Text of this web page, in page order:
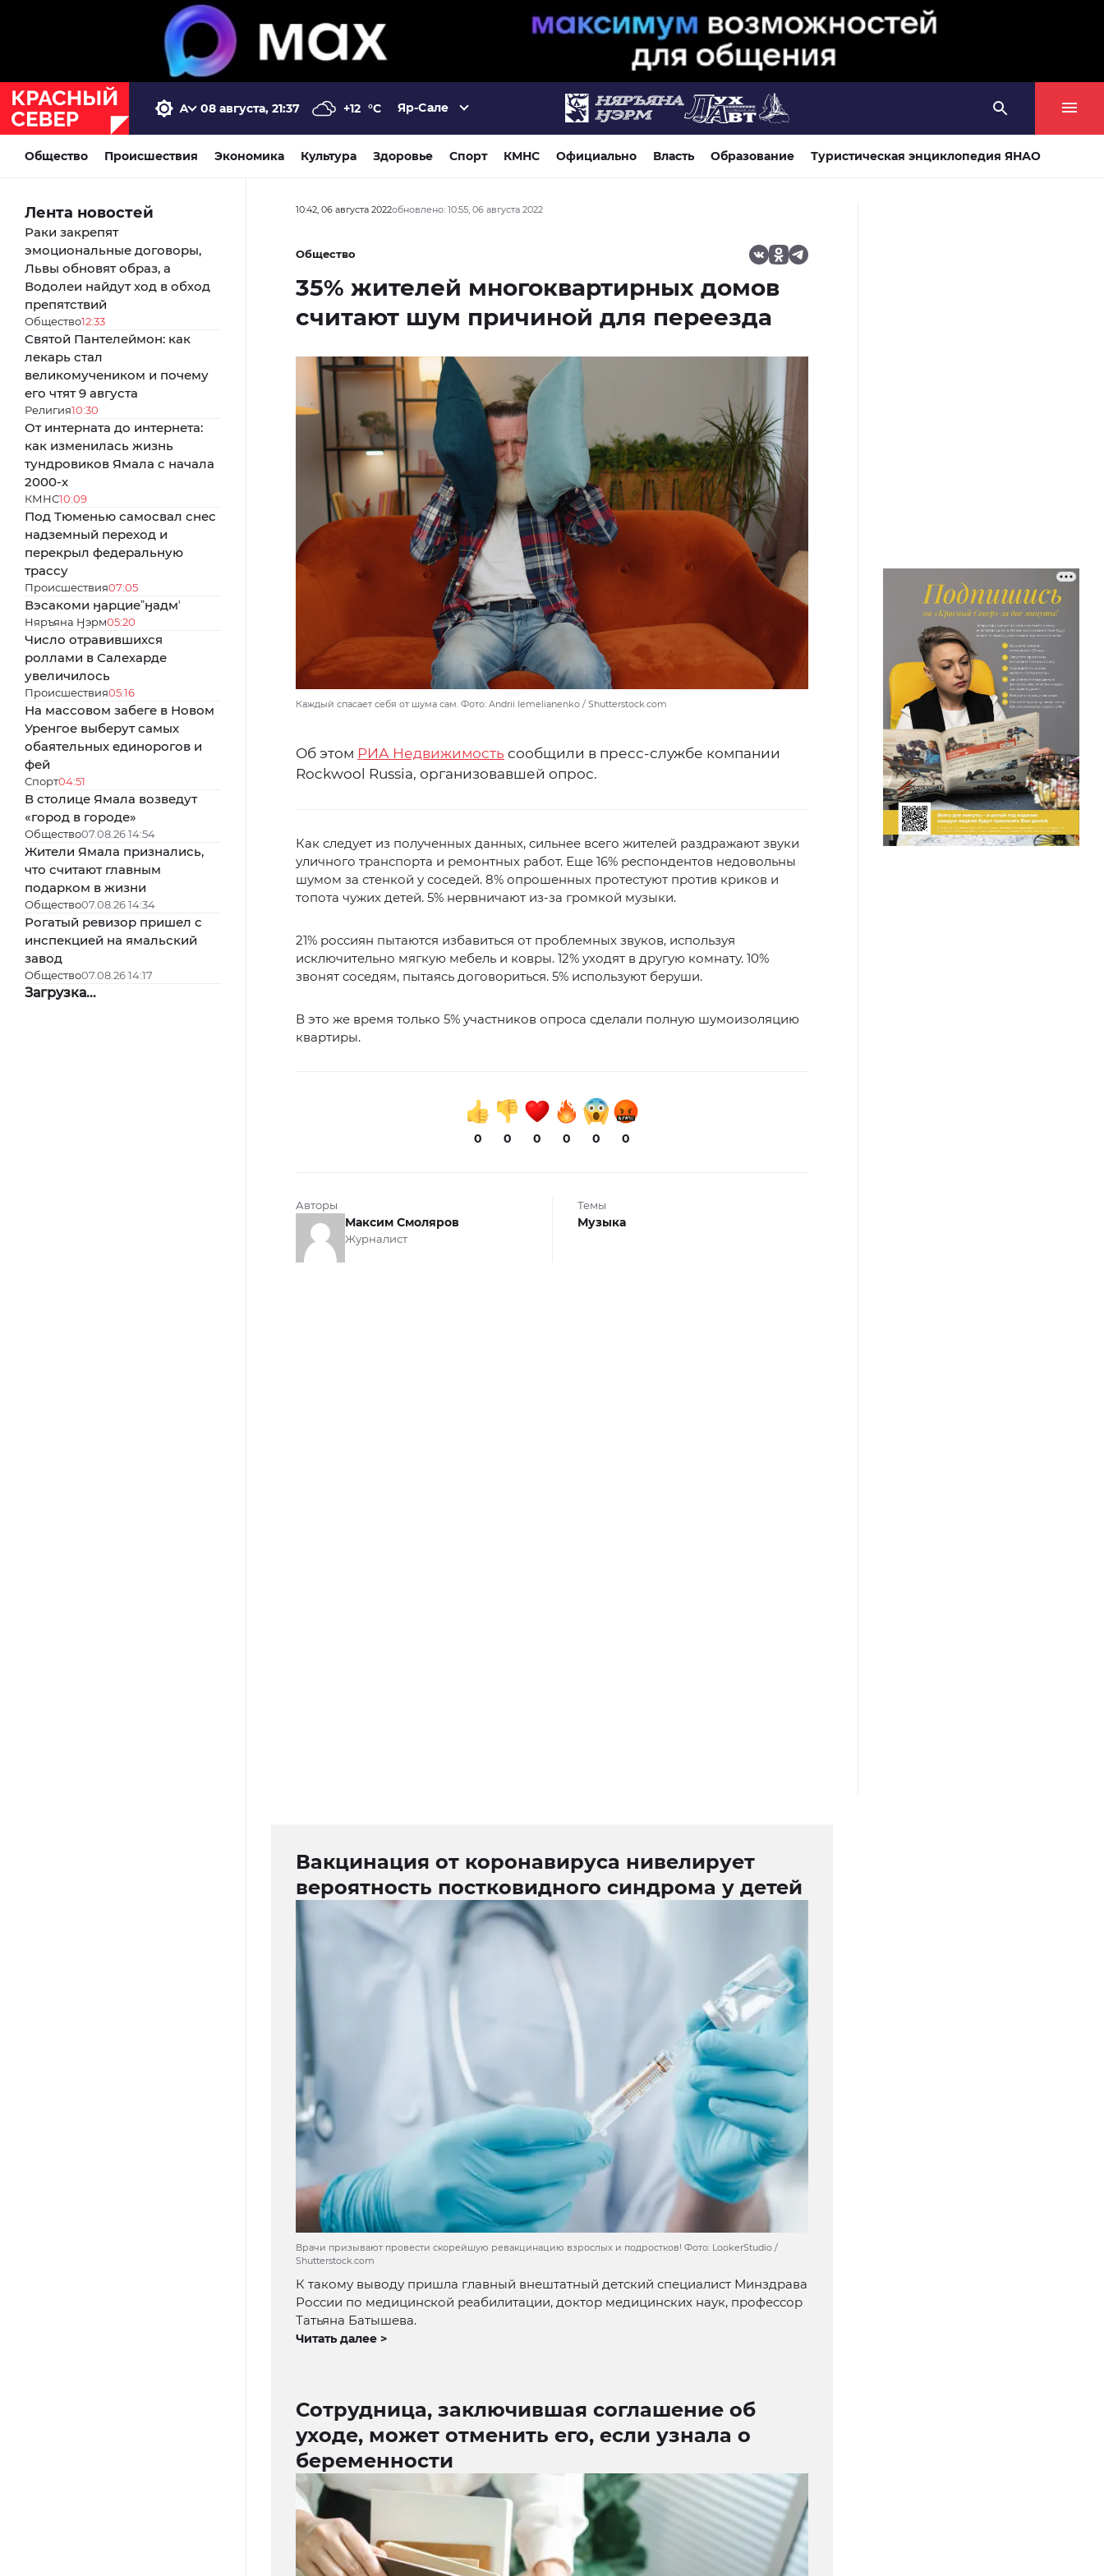
08 августа, 21:37 +12 °C Яр-Сале
Общество Происшествия Экономика Культура Здоровье Спорт КМНС Официально Власть Образование Туристическая энциклопедия ЯНАО
Лента новостей
Раки закрепят
эмоциональные договоры,
Львы обновят образ, а
Водолеи найдут ход в обход
препятствий
Общество12:33
Святой Пантелеймон: как
лекарь стал
великомучеником и почему
его чтят 9 августа
Религия10:30
От интерната до интернета:
как изменилась жизнь
тундровиков Ямала с начала
2000-х
КМНС10:09
Под Тюменью самосвал снес
надземный переход и
перекрыл федеральную
трассу
Происшествия07:05
Вэсакоми ӈарциеˮӈадмʼ
Няръяна Ӈэрм05:20
Число отравившихся
роллами в Салехарде
увеличилось
Происшествия05:16
На массовом забеге в Новом
Уренгое выберут самых
обаятельных единорогов и
фей
Спорт04:51
В столице Ямала возведут
«город в городе»
Общество07.08.26 14:54
Жители Ямала признались,
что считают главным
подарком в жизни
Общество07.08.26 14:34
Рогатый ревизор пришел с
инспекцией на ямальский
завод
Общество07.08.26 14:17
Загрузка...
10:42, 06 августа 2022обновлено: 10:55, 06 августа 2022
Общество
35% жителей многоквартирных домов
считают шум причиной для переезда
Каждый спасает себя от шума сам. Фото: Andrii Iemelianenko / Shutterstock.com
Об этом РИА Недвижимость сообщили в пресс-службе компании
Rockwool Russia, организовавшей опрос.
Как следует из полученных данных, сильнее всего жителей раздражают звуки
уличного транспорта и ремонтных работ. Еще 16% респондентов недовольны
шумом за стенкой у соседей. 8% опрошенных протестуют против криков и
топота чужих детей. 5% нервничают из-за громкой музыки.
21% россиян пытаются избавиться от проблемных звуков, используя
исключительно мягкую мебель и ковры. 12% уходят в другую комнату. 10%
звонят соседям, пытаясь договориться. 5% используют беруши.
В это же время только 5% участников опроса сделали полную шумоизоляцию
квартиры.
0 0 0 0 0 0
Авторы
Максим Смоляров
Журналист
Темы
Музыка
Вакцинация от коронавируса нивелирует
вероятность постковидного синдрома у детей
Врачи призывают провести скорейшую ревакцинацию взрослых и подростков! Фото: LookerStudio /
Shutterstock.com
К такому выводу пришла главный внештатный детский специалист Минздрава
России по медицинской реабилитации, доктор медицинских наук, профессор
Татьяна Батышева.
Читать далее >
Сотрудница, заключившая соглашение об
уходе, может отменить его, если узнала о
беременности